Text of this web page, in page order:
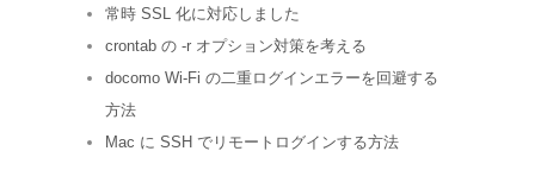
常時 SSL 化に対応しました
crontab の -r オプション対策を考える
docomo Wi-Fi の二重ログインエラーを回避する
方法
Mac に SSH でリモートログインする方法